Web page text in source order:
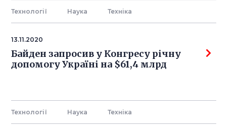
Технології Наука Технiка
13.11.2020
Байден запросив у Конгресу річну
допомогу Україні на $61,4 млрд
Технології Наука Технiка